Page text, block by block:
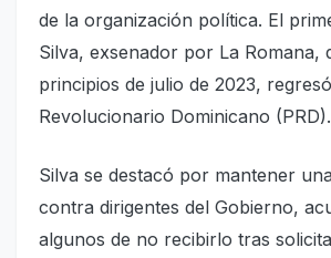
de la organización política. El
Silva, exsenador por La Romana,
principios de julio de 2023,
Revolucionario Dominicano (PRD).
Silva se destacó por mantener
contra dirigentes del Gobierno,
algunos de no recibirlo tras